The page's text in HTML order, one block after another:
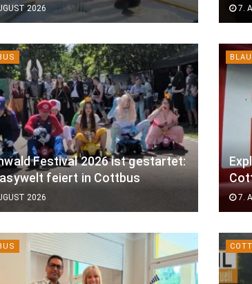
2026 7.
Festival 2026 ist gestartet:
feiert in Cottbus
2026 7.